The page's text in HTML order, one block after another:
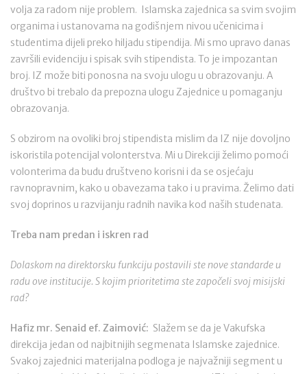
volja za radom nije problem. Islamska zajednica sa svim svojim
organima i ustanovama na godišnjem nivou učenicima i
studentima dijeli preko hiljadu stipendija. Mi smo upravo danas
završili evidenciju i spisak svih stipendista. To je impozantan
broj. IZ može biti ponosna na svoju ulogu u obrazovanju. A
društvo bi trebalo da prepozna ulogu Zajednice u pomaganju
obrazovanja.
S obzirom na ovoliki broj stipendista mislim da IZ nije dovoljno
iskoristila potencijal volonterstva. Mi u Direkciji želimo pomoći
volonterima da budu društveno korisni i da se osjećaju
ravnopravnim, kako u obavezama tako i u pravima. Želimo dati
svoj doprinos u razvijanju radnih navika kod naših studenata.
Treba nam predan i iskren rad
Dolaskom na direktorsku funkciju postavili ste nove standarde u
radu ove institucije. S kojim prioritetima ste započeli svoj misijski
rad?
Hafiz mr. Senaid ef. Zaimović: Slažem se da je Vakufska
direkcija jedan od najbitnijih segmenata Islamske zajednice.
Svakoj zajednici materijalna podloga je najvažniji segment u